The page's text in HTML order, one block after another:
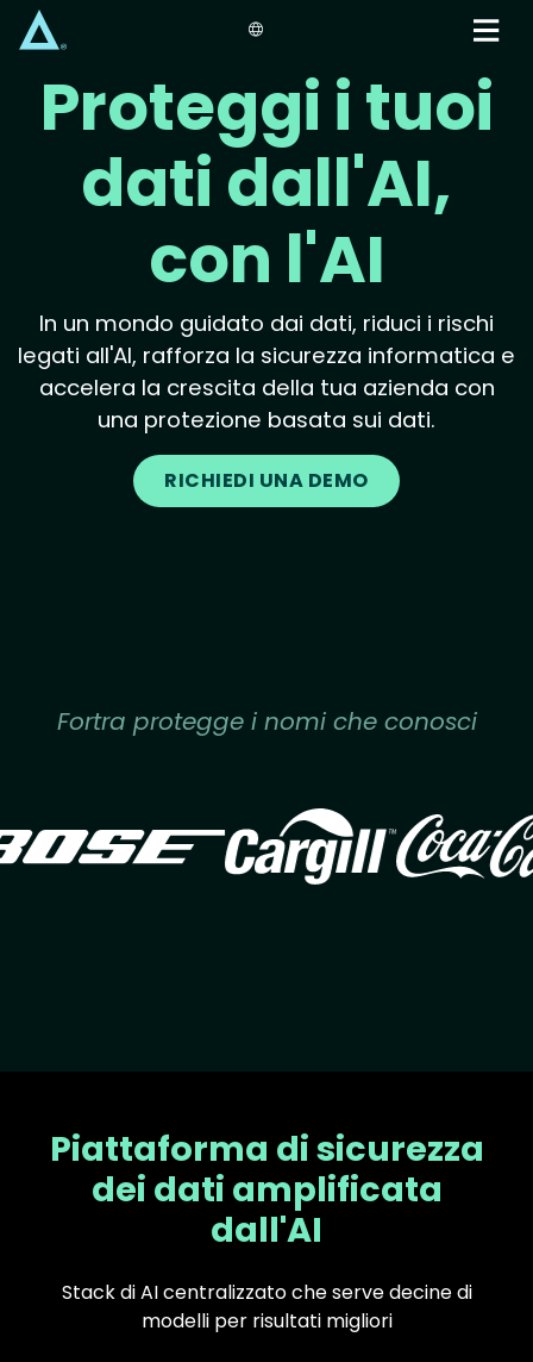
main
content
Proteggi i tuoi
dati dall'AI,
con l'AI
In un mondo guidato dai dati, riduci i rischi
legati all'AI, rafforza la sicurezza informatica e
accelera la crescita della tua azienda con
una protezione basata sui dati.
RICHIEDI UNA DEMO
Fortra protegge i nomi che conosci
Image
Piattaforma di sicurezza
dei dati amplificata
dall'AI
Stack di AI centralizzato che serve decine di
modelli per risultati migliori